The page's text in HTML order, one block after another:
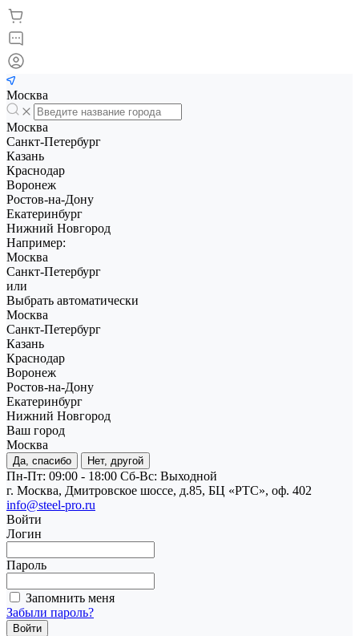
Москва
Москва
Санкт-Петербург
Казань
Краснодар
Воронеж
Ростов-на-Дону
Екатеринбург
Нижний Новгород
Например:
Москва
Санкт-Петербург
или
Выбрать автоматически
Москва
Санкт-Петербург
Казань
Краснодар
Воронеж
Ростов-на-Дону
Екатеринбург
Нижний Новгород
Ваш город
Москва
Да, спасибо Нет, другой
Пн-Пт: 09:00 - 18:00 Cб-Вс: Выходной
г. Москва, Дмитровское шоссе, д.85, БЦ «РТС», оф. 402
info@steel-pro.ru
Войти
Логин
Пароль
Запомнить меня
Забыли пароль?